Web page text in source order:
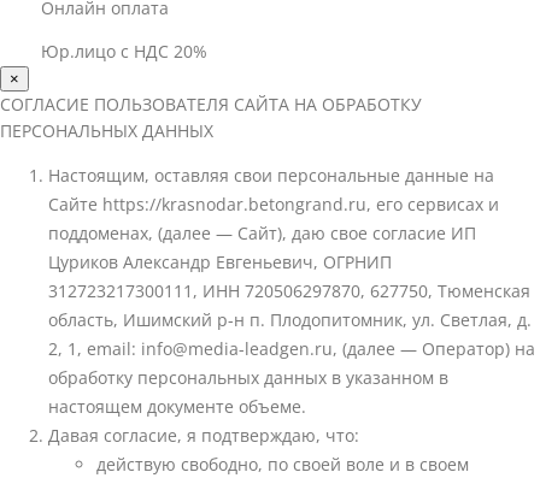
Онлайн оплата
Юр.лицо с НДС 20%
×
СОГЛАСИЕ ПОЛЬЗОВАТЕЛЯ САЙТА НА ОБРАБОТКУ
ПЕРСОНАЛЬНЫХ ДАННЫХ
Настоящим, оставляя свои персональные данные на
Сайте https://krasnodar.betongrand.ru, его сервисах и
поддоменах, (далее — Сайт), даю свое согласие ИП
Цуриков Александр Евгеньевич, ОГРНИП
312723217300111, ИНН 720506297870, 627750, Тюменская
область, Ишимский р-н п. Плодопитомник, ул. Светлая, д.
2, 1, email: info@media-leadgen.ru, (далее — Оператор) на
обработку персональных данных в указанном в
настоящем документе объеме.
Давая согласие, я подтверждаю, что:
действую свободно, по своей воле и в своем